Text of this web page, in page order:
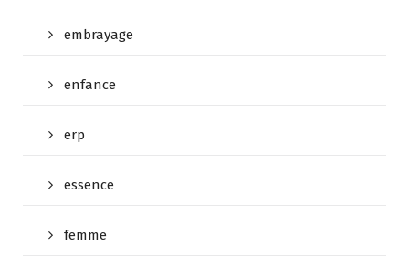
embrayage
enfance
erp
essence
femme